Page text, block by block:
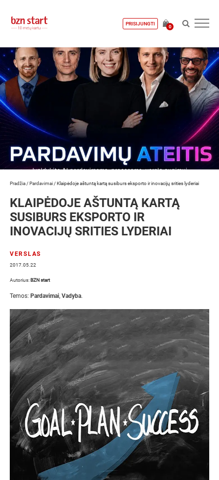
PRISIJUNGTI
0
Pradžia /Pardavimai /Klaipėdoje aštuntą kartą susiburs eksporto ir inovacijų srities lyderiai
KLAIPĖDOJE AŠTUNTĄ KARTĄ
SUSIBURS EKSPORTO IR
INOVACIJŲ SRITIES LYDERIAI
VERSLAS
2017.05.22
Autorius: BZN start
Temos: Pardavimai, Vadyba.